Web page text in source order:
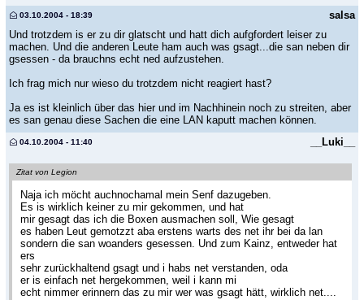
salsa
03.10.2004 - 18:39
Und trotzdem is er zu dir glatscht und hatt dich aufgfordert leiser zu
machen. Und die anderen Leute ham auch was gsagt...die san neben dir
gsessen - da brauchns echt ned aufzustehen.
Ich frag mich nur wieso du trotzdem nicht reagiert hast?
Ja es ist kleinlich über das hier und im Nachhinein noch zu streiten, aber
es san genau diese Sachen die eine LAN kaputt machen können.
__Luki__
04.10.2004 - 11:40
Zitat von Legion
Naja ich möcht auchnochamal mein Senf dazugeben.
Es is wirklich keiner zu mir gekommen, und hat
mir gesagt das ich die Boxen ausmachen soll, Wie gesagt
es haben Leut gemotzzt aba erstens warts des net ihr bei da lan
sondern die san woanders gesessen. Und zum Kainz, entweder hat
ers
sehr zurückhaltend gsagt und i habs net verstanden, oda
er is einfach net hergekommen, weil i kann mi
echt nimmer erinnern das zu mir wer was gsagt hätt, wirklich net....